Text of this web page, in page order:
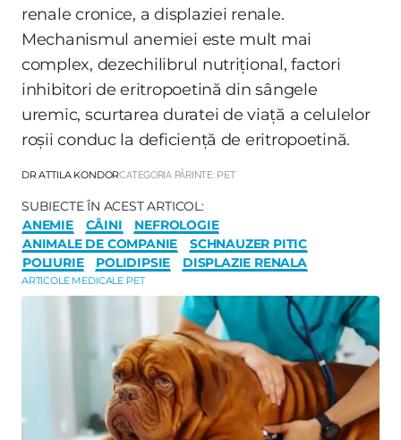
renale cronice, a displaziei renale.
Mechanismul anemiei este mult mai
complex, dezechilibrul nutrițional, factori
inhibitori de eritropoetină din sângele
uremic, scurtarea duratei de viață a celulelor
roșii conduc la deficiență de eritropoetină.
DR ATTILA KONDORCATEGORIA PĂRINTE: PET
SUBIECTE ÎN ACEST ARTICOL:
ANEMIE
CÂINI
NEFROLOGIE
ANIMALE DE COMPANIE
SCHNAUZER PITIC
POLIURIE
POLIDIPSIE DISPLAZIE RENALA
ARTICOLE MEDICALE PET